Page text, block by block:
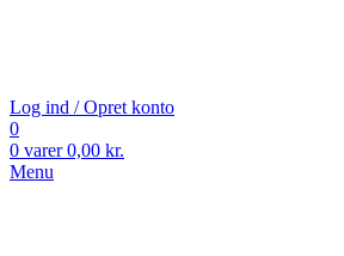
Log ind / Opret konto
0
0 varer 0,00 kr.
Menu